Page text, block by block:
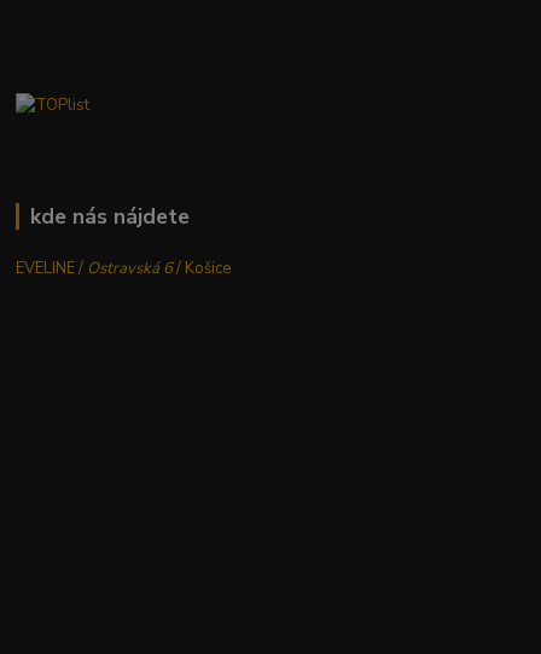
kde nás nájdete
EVELINE / Ostravská 6/ Košice